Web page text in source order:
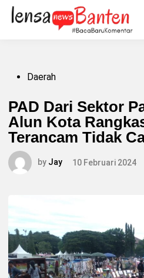
Skip
content
PostedDaerah
PAD Dari Sektor
Alun Kota
Terancam Tidak
by Jay 10 Februari 2024